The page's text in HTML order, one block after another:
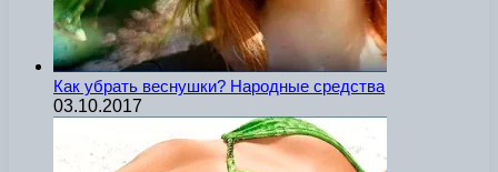
Как убрать веснушки? Народные средства
03.10.2017